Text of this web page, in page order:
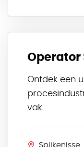
Operator
Ontdek een
vak.
Spijkenisse